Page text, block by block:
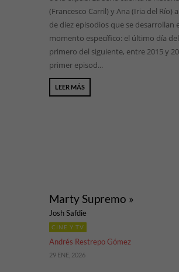
(Francesco Carril) y Ana (Iria del Río)
de diez episodios que se desarrollan
momento específico: el último día
primero del siguiente, entre 2015 y
primer episod...
LEER MÁS
Marty Supremo »
Josh Safdie
CINE Y TV
Andrés Restrepo Gómez
29 ENE, 2026